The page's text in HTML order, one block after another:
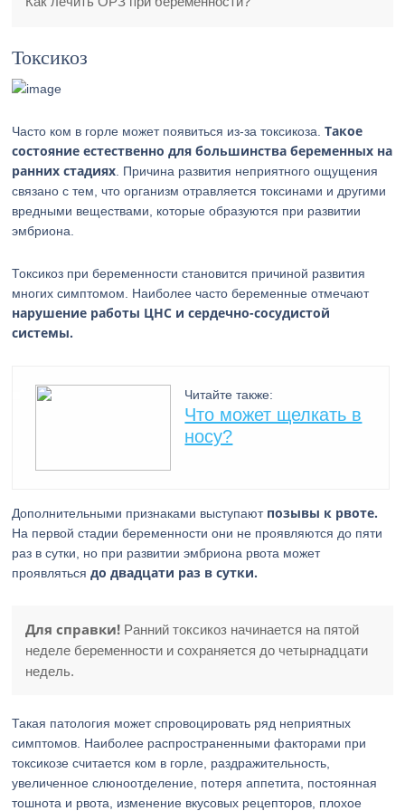
Токсикоз
Часто ком в горле может появиться из-за токсикоза.Такое
состояние естественно для большинства беременных на
ранних стадиях . Причина развития неприятного ощущения
связано с тем, что организм отравляется токсинами и другими
вредными веществами, которые образуются при развитии
эмбриона.
Токсикоз при беременности становится причиной развития
многих симптомом. Наиболее часто беременные отмечают
нарушение работы ЦНС и сердечно-сосудистой
системы.
Читайте также:
Что может щелкать в
носу?
Дополнительными признаками выступают позывы к рвоте.
На первой стадии беременности они не проявляются до пяти
раз в сутки, но при развитии эмбриона рвота может
проявлятьсядо двадцати раз в сутки.
Для справки! Ранний токсикоз начинается на пятой
неделе беременности и сохраняется до четырнадцати
недель.
Такая патология может спровоцировать ряд неприятных
симптомов. Наиболее распространенными факторами при
токсикозе считается ком в горле, раздражительность,
увеличенное слюноотделение, потеря аппетита, постоянная
тошнота и рвота, изменение вкусовых рецепторов, плохое